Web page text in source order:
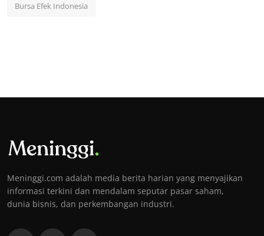
Bursa Efek Indonesia
Meninggi.com adalah media berita harian yang menyajikan
informasi terkini dan mendalam seputar pasar saham,
dunia bisnis, dan perkembangan industri.